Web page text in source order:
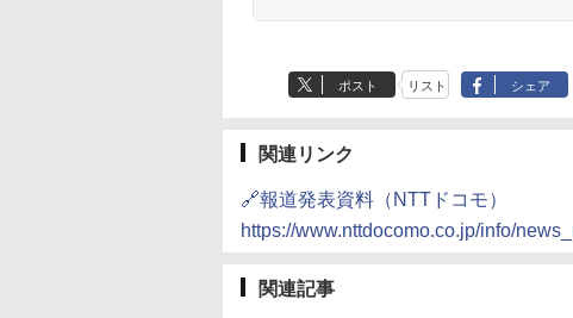
ポスト リスト シェア
関連リンク
🔗報道発表資料（NTTドコモ）
https://www.nttdocomo.co.jp/info/
関連記事